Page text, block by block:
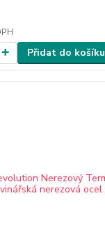
Přidat do košíku